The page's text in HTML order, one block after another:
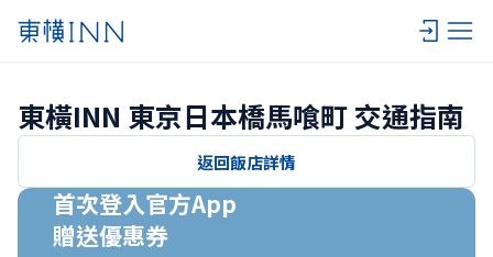
東橫INN 東京日本橋馬喰町 交通指南
返回飯店詳情
首次登入官方App
贈送優惠券